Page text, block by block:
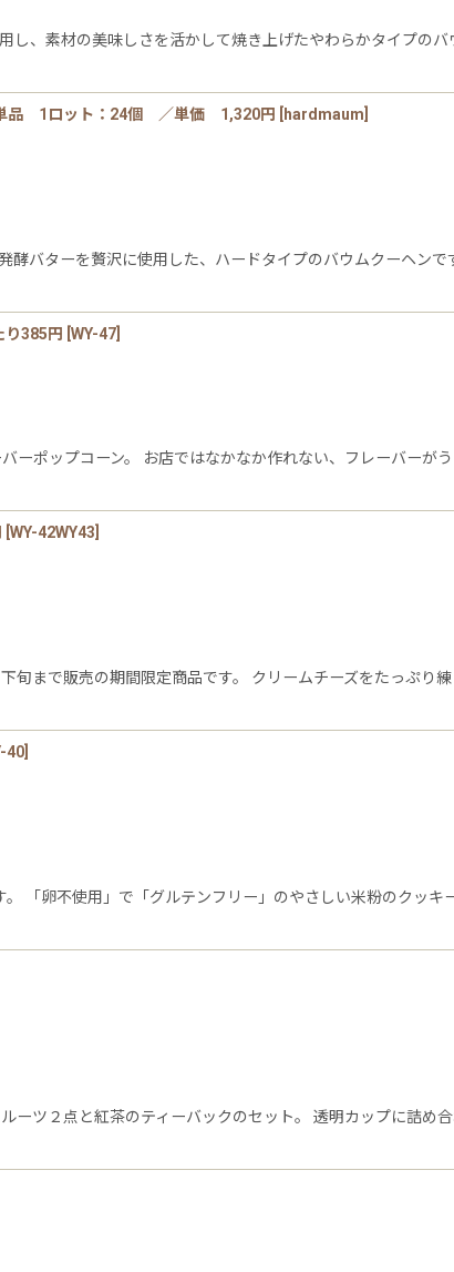
し、素材の美味しさを活かして焼き上げたやわらかタイプの
品 1ロット：24個 ／単価 1,320円 hardmaum
酵バターを贅沢に使用した、ハードタイプのバウムクーヘン
385円 WY-47
ーポップコーン。 お店ではなかなか作れない、フレーバーが
WY-42WY43
まで販売の期間限定商品です。 クリームチーズをたっぷり
40
「卵不使用」で「グルテンフリー」のやさしい米粉のクッキ
ーツ２点と紅茶のティーバックのセット。 透明カップに詰め